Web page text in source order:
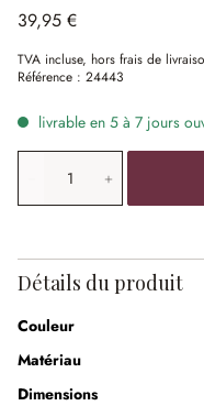
39,95 €
TVA incluse, hors frais de
Référence : 24443
livrable en 5 à 7 jours
Quantité de produit:
Détails du produit
Couleur
Matériau
Dimensions